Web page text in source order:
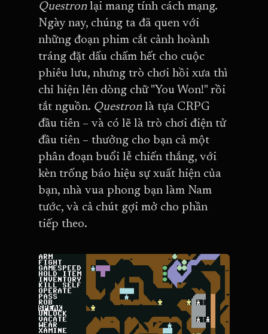
Questron lại mang tính cách mạng.
Ngày nay, chúng ta đã quen với
những đoạn phim cắt cảnh hoành
tráng đặt dấu chấm hết cho cuộc
phiêu lưu, nhưng trò chơi hồi xưa thì
chỉ hiện lên dòng chữ "You Won!" rồi
tắt nguồn. Questron là tựa CRPG
đầu tiên – và có lẽ là trò chơi điện tử
đầu tiên – thưởng cho bạn cả một
phân đoạn buổi lễ chiến thắng, với
kèn trống báo hiệu sự xuất hiện của
bạn, nhà vua phong bạn làm Nam
tước, và cả chút gợi mở cho phần
tiếp theo.